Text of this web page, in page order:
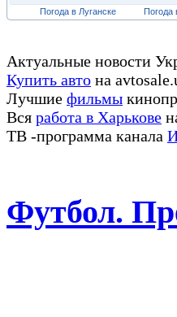
Погода в Луганске
Погода
Актуальные новости
Купить авто на
Лучшие фильмы
Вся работа в Харькове
ТВ -программа канала
Футбол.